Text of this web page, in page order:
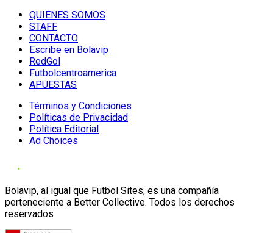
QUIENES SOMOS
STAFF
CONTACTO
Escribe en Bolavip
RedGol
Futbolcentroamerica
APUESTAS
Términos y Condiciones
Políticas de Privacidad
Política Editorial
Ad Choices
Bolavip, al igual que Futbol Sites, es una compañía
perteneciente a Better Collective. Todos los derechos
reservados